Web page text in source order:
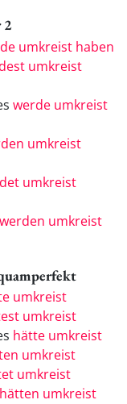
2
umkreist haben
umkreist
werde umkreist
umkreist
umkreist
werden umkreist
umkreist
umkreist
hätte umkreist
umkreist
umkreist
hätten umkreist